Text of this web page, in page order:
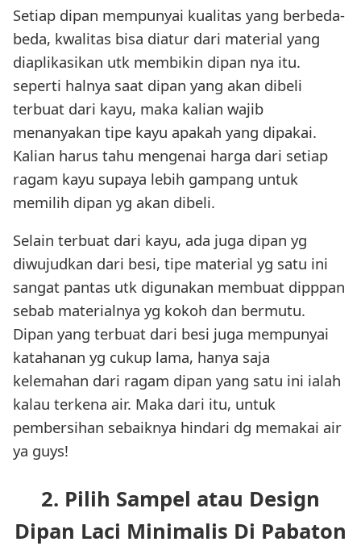
Setiap dipan mempunyai kualitas yang berbeda-
beda, kwalitas bisa diatur dari material yang
diaplikasikan utk membikin dipan nya itu.
seperti halnya saat dipan yang akan dibeli
terbuat dari kayu, maka kalian wajib
menanyakan tipe kayu apakah yang dipakai.
Kalian harus tahu mengenai harga dari setiap
ragam kayu supaya lebih gampang untuk
memilih dipan yg akan dibeli.
Selain terbuat dari kayu, ada juga dipan yg
diwujudkan dari besi, tipe material yg satu ini
sangat pantas utk digunakan membuat dipppan
sebab materialnya yg kokoh dan bermutu.
Dipan yang terbuat dari besi juga mempunyai
katahanan yg cukup lama, hanya saja
kelemahan dari ragam dipan yang satu ini ialah
kalau terkena air. Maka dari itu, untuk
pembersihan sebaiknya hindari dg memakai air
ya guys!
2. Pilih Sampel atau Design
Dipan Laci Minimalis Di Pabaton